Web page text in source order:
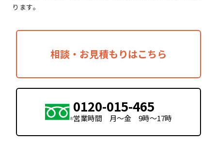
ります。
相談・お見積もりはこちら
0120-015-465
営業時間 月〜金 9時〜17時